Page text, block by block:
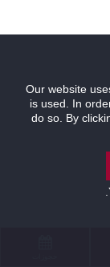
Our website
is used. In
do so. By
.